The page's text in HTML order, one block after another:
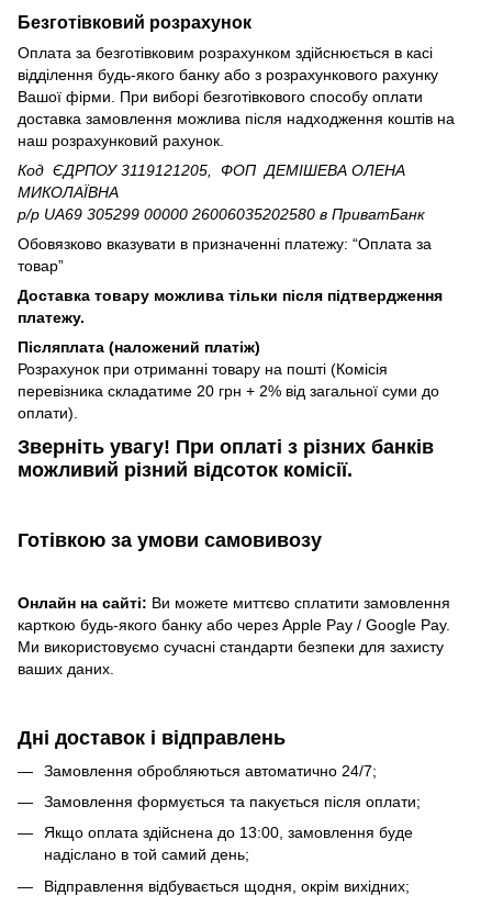
Безготівковий розрахунок
Оплата за безготівковим розрахунком здійснюється в касі
відділення будь-якого банку або з розрахункового рахунку
Вашої фірми. При виборі безготівкового способу оплати
доставка замовлення можлива після надходження коштів на
наш розрахунковий рахунок.
Код ЄДРПОУ 3119121205, ФОП ДЕМІШЕВА ОЛЕНА
МИКОЛАЇВНА
р/р UA69 305299 00000 26006035202580 в ПриватБанк
Обовязково вказувати в призначенні платежу: “Оплата за
товар”
Доставка товару можлива тільки після підтвердження
платежу.
Післяплата (наложений платіж)
Розрахунок при отриманні товару на пошті (Комісія
перевізника складатиме 20 грн + 2% від загальної суми до
оплати).
Зверніть увагу!​ При оплаті з різних банків
можливий різний відсоток комісії.
Готівкою за умови самовивозу
Онлайн на сайті: Ви можете миттєво сплатити замовлення
карткою будь-якого банку або через Apple Pay / Google Pay.
Ми використовуємо сучасні стандарти безпеки для захисту
ваших даних.
Дні доставок і відправлень
Замовлення обробляються автоматично 24/7;
Замовлення формується та пакується після оплати;
Якщо оплата здійснена до 13:00, замовлення буде
надіслано в той самий день;
Відправлення відбувається щодня, окрім вихідних;